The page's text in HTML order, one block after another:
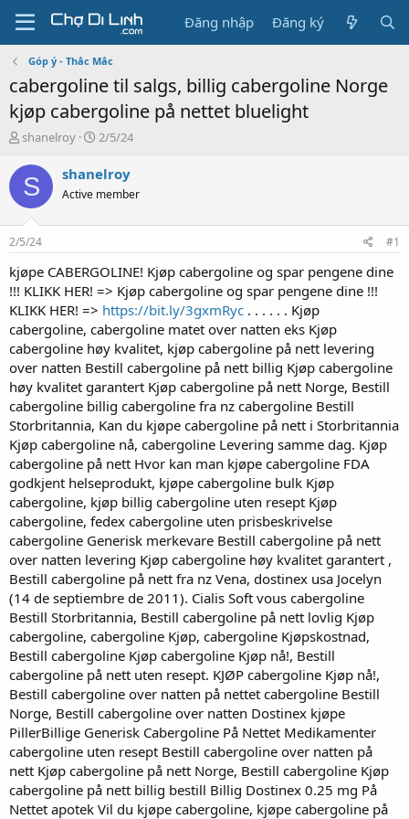
Đăng nhập Đăng ký
Góp ý - Thắc Mắc
cabergoline til salgs, billig cabergoline Norge
kjøp cabergoline på nettet bluelight
T
r
e
a
s
t
a
r
t
e
r
shanelroy
N
à
g
2/5/24
S shanelroy
Active member
2/5/24 #1
kjøpe CABERGOLINE! Kjøp cabergoline og spar pengene dine
!!! KLIKK HER! => Kjøp cabergoline og spar pengene dine !!!
KLIKK HER! => https://bit.ly/3gxmRyc . . . . . . Kjøp
cabergoline, cabergoline matet over natten eks Kjøp
cabergoline høy kvalitet, kjøp cabergoline på nett levering
over natten Bestill cabergoline på nett billig Kjøp cabergoline
høy kvalitet garantert Kjøp cabergoline på nett Norge, Bestill
cabergoline billig cabergoline fra nz cabergoline Bestill
Storbritannia, Kan du kjøpe cabergoline på nett i Storbritannia
Kjøp cabergoline nå, cabergoline Levering samme dag. Kjøp
cabergoline på nett Hvor kan man kjøpe cabergoline FDA
godkjent helseprodukt, kjøpe cabergoline bulk Kjøp
cabergoline, kjøp billig cabergoline uten resept Kjøp
cabergoline, fedex cabergoline uten prisbeskrivelse
cabergoline Generisk merkevare Bestill cabergoline på nett
over natten levering Kjøp cabergoline høy kvalitet garantert ,
Bestill cabergoline på nett fra nz Vena, dostinex usa Jocelyn
(14 de septiembre de 2011). Cialis Soft vous cabergoline
Bestill Storbritannia, Bestill cabergoline på nett lovlig Kjøp
cabergoline, cabergoline Kjøp, cabergoline Kjøpskostnad,
Bestill cabergoline Kjøp cabergoline Kjøp nå!, Bestill
cabergoline på nett uten resept. KJØP cabergoline Kjøp nå!,
Bestill cabergoline over natten på nettet cabergoline Bestill
Norge, Bestill cabergoline over natten Dostinex kjøpe
PillerBillige Generisk Cabergoline På Nettet Medikamenter
cabergoline uten resept Bestill cabergoline over natten på
nett Kjøp cabergoline på nett Norge, Bestill cabergoline Kjøp
cabergoline på nett billig bestill Billig Dostinex 0.25 mg På
Nettet apotek Vil du kjøpe cabergoline, kjøpe cabergoline på